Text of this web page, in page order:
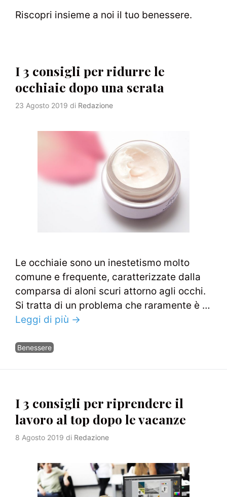
Riscopri insieme a noi il tuo benessere.
I 3 consigli per ridurre le
occhiaie dopo una serata
23 Agosto 2019 di Redazione
Le occhiaie sono un inestetismo molto
comune e frequente, caratterizzate dalla
comparsa di aloni scuri attorno agli occhi.
Si tratta di un problema che raramente è …
Leggi di più →
Categorie
Benessere
I 3 consigli per riprendere il
lavoro al top dopo le vacanze
8 Agosto 2019 di Redazione